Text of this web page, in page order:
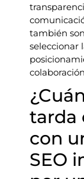
también
seleccionar
tarda
con
SEO